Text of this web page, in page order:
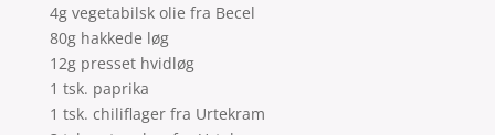
4g vegetabilsk olie fra Becel
80g hakkede løg
12g presset hvidløg
1 tsk. paprika
1 tsk. chiliflager fra Urtekram